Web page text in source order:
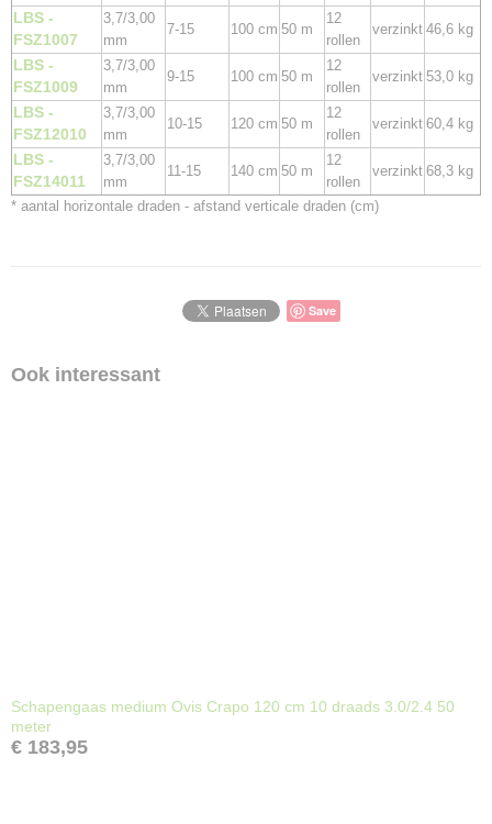
LBS -
FSZ1007
3,7/3,00
mm
7-15 100 cm 50 m
12
rollen
verzinkt 46,6 kg
LBS -
FSZ1009
3,7/3,00
mm
9-15 100 cm 50 m
12
rollen
verzinkt 53,0 kg
LBS -
FSZ12010
3,7/3,00
mm
10-15 120 cm 50 m
12
rollen
verzinkt 60,4 kg
LBS -
FSZ14011
3,7/3,00
mm
11-15 140 cm 50 m
12
rollen
verzinkt 68,3 kg
* aantal horizontale draden - afstand verticale draden (cm)
Save
Ook interessant
Schapengaas medium Ovis Crapo 120 cm 10 draads 3.0/2.4 50
meter
€ 183,95